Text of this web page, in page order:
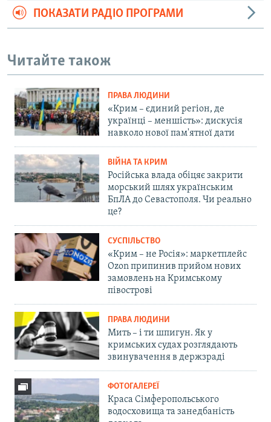
ПОКАЗАТИ РАДІО ПРОГРАМИ
Читайте також
ПРАВА ЛЮДИНИ
«Крим – єдиний регіон, де
українці – меншість»: дискусія
навколо нової пам'ятної дати
ВІЙНА ТА КРИМ
Російська влада обіцяє закрити
морський шлях українським
БпЛА до Севастополя. Чи реально
це?
СУСПІЛЬСТВО
«Крим – не Росія»: маркетплейс
Ozon припинив прийом нових
замовлень на Кримському
півострові
ПРАВА ЛЮДИНИ
Мить – і ти шпигун. Як у
кримських судах розглядають
звинувачення в держзраді
ФОТОГАЛЕРЕЇ
Краса Сімферопольського
водосховища та занедбаність